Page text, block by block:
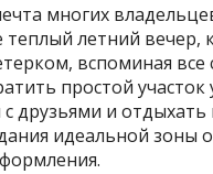
многих
летний вечер,
вспоминая все
простой участок
друзьями и отдыхать
идеальной зоны